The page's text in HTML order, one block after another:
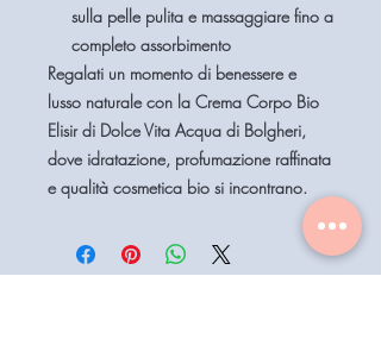
sulla pelle pulita e massaggiare fino a
completo assorbimento
Regalati un momento di benessere e
lusso naturale con la Crema Corpo Bio
Elisir di Dolce Vita Acqua di Bolgheri,
dove idratazione, profumazione raffinata
e qualità cosmetica bio si incontrano.